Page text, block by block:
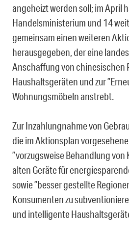
angeheizt werden soll; im April
Handelsministerium und 14
gemeinsam einen weiteren
herausgegeben, der eine
Anschaffung von chinesischen
Haushaltsgeräten und zur
Wohnungsmöbeln anstrebt.
Zur Inzahlungnahme von
die im Aktionsplan
”vorzugsweise Behandlung von
alten Geräte für
sowie ”besser gestellte
Konsumenten zu
und intelligente